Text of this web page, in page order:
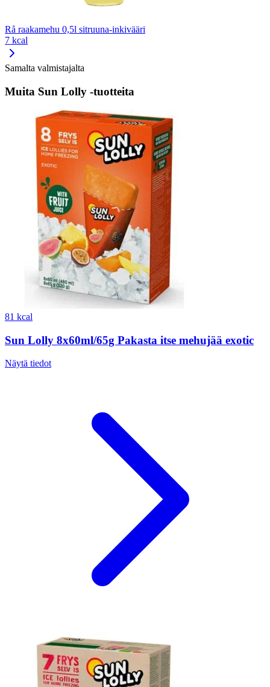
Rå raakamehu 0,5l sitruuna-inkivääri
7 kcal
Samalta valmistajalta
Muita Sun Lolly -tuotteita
81 kcal
Sun Lolly 8x60ml/65g Pakasta itse mehujää exotic
Näytä tiedot